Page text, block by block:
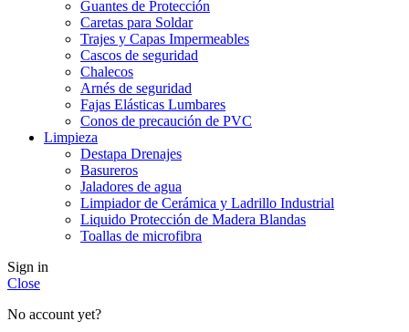
Guantes de Protección
Caretas para Soldar
Trajes y Capas Impermeables
Cascos de seguridad
Chalecos
Arnés de seguridad
Fajas Elásticas Lumbares
Conos de precaución de PVC
Limpieza
Destapa Drenajes
Basureros
Jaladores de agua
Limpiador de Cerámica y Ladrillo Industrial
Liquido Protección de Madera Blandas
Toallas de microfibra
Sign in
Close
No account yet?